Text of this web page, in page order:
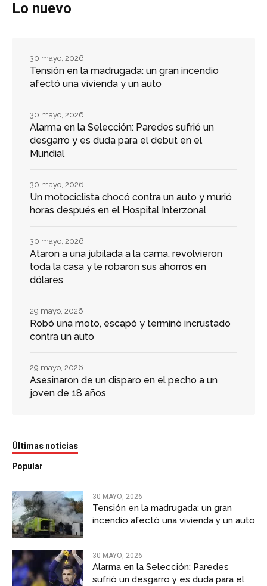
Lo nuevo
Tensión en la madrugada: un gran incendio
afectó una vivienda y un auto
30 mayo, 2026
Alarma en la Selección: Paredes sufrió un
desgarro y es duda para el debut en el
Mundial
30 mayo, 2026
Un motociclista chocó contra un auto y murió
horas después en el Hospital Interzonal
30 mayo, 2026
Ataron a una jubilada a la cama, revolvieron
toda la casa y le robaron sus ahorros en
dólares
30 mayo, 2026
Robó una moto, escapó y terminó incrustado
contra un auto
29 mayo, 2026
Asesinaron de un disparo en el pecho a un
joven de 18 años
29 mayo, 2026
Últimas noticias
Popular
30 MAYO, 2026
Tensión en la madrugada: un gran
incendio afectó una vivienda y un auto
30 MAYO, 2026
Alarma en la Selección: Paredes
sufrió un desgarro y es duda para el